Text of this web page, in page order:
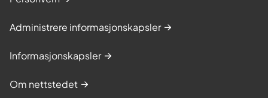
Administrere informasjonskapsler
Informasjonskapsler
Om nettstedet